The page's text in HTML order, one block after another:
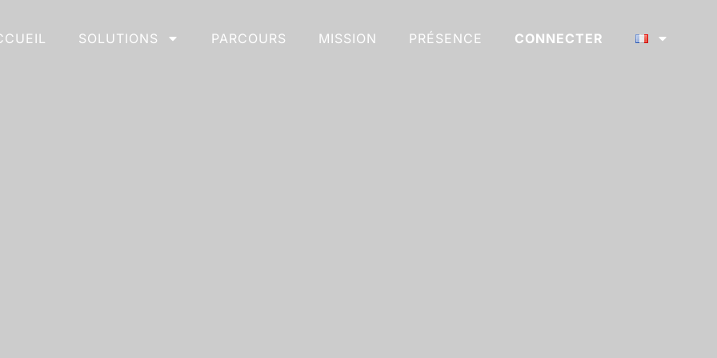
SOLUTIONS PARCOURS MISSION PRÉSENCE CONNECTER